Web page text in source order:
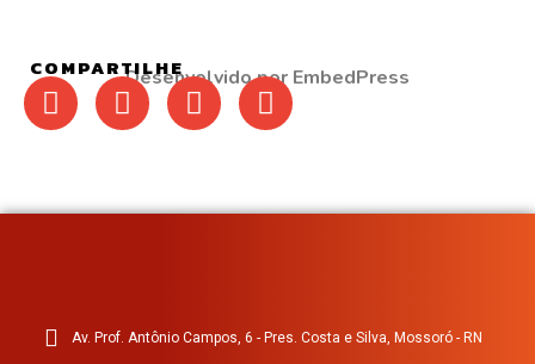
Desenvolvido por EmbedPress
COMPARTILHE
Av. Prof. Antônio Campos, 6 - Pres. Costa e Silva, Mossoró - RN